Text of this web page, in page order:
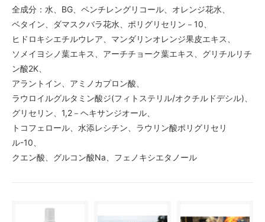
全成分：水、BG、ペンチレングリコール、オレンジ花水、
ベタイン、ダマスクバラ花水、ポリグリセリン－10、
ヒドロキシエチルウレア、マンダリンオレンジ果皮エキス、
ソメイヨシノ葉エキス、アーチチョーク葉エキス、グリチルリチ
ン酸2K、
アラントイン、アミノカプロン酸、
ラウロイルグルタミン酸ジ(フィトステリル/オクチルドデシル)、
グリセリン、1,2－ヘキサンジオール、
トコフェロール、水添レシチン、ラウリン酸ポリグリセリ
ル-10、
クエン酸、グルコン酸Na、フェノキシエタノール